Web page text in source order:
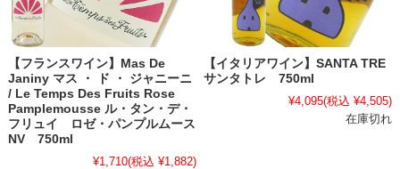
【フランスワイン】Mas De
Janiny マス ・ ド ・ ジャニーニ
/ Le Temps Des Fruits Rose
Pamplemousse ル・タン・デ・
フリュイ ロゼ・パンプルムース
NV 750ml
¥1,710(税込 ¥1,882)
【イタリアワイン】SANTA TRE
サンタトレ 750ml
¥4,095(税込 ¥4,505)
在庫切れ